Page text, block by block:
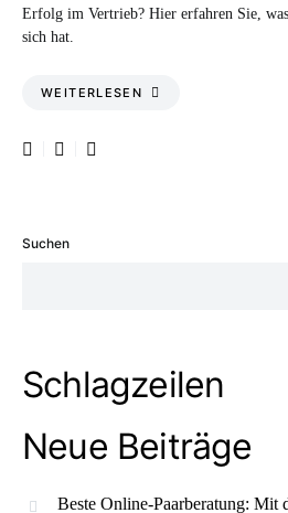
Erfolg im Vertrieb? Hier erfahren Sie,
sich hat.
WEITERLESEN
Suchen
Schlagzeilen
Neue Beiträge
Beste Online-Paarberatung: Mit